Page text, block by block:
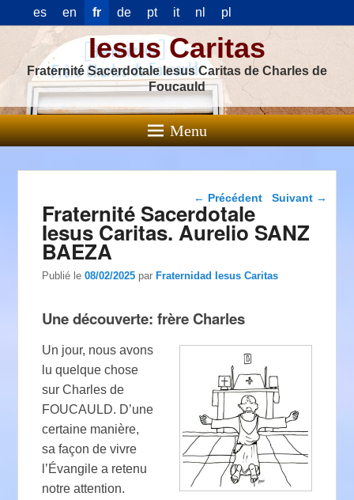
es en fr de pt it nl pl
Iesus Caritas
Fraternité Sacerdotale Iesus Caritas de Charles de
Foucauld
Menu
Navigation dans les
← Précédent Suivant →
Fraternité Sacerdotale
Iesus Caritas. Aurelio SANZ
BAEZA
Publié le08/02/2025 parFraternidad Iesus Caritas
Une découverte: frère Charles
Un jour, nous avons
lu quelque chose
sur Charles de
FOUCAULD. D’une
certaine manière,
sa façon de vivre
l’Évangile a retenu
notre attention.